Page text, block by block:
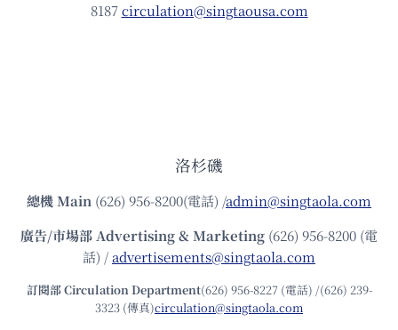
8187circulation@singtaousa.com
洛杉磯
總機Main (626) 956-8200(電話) /admin@singtaola.com
廣告/市場部Advertising & Marketing (626) 956-8200 (電
話) /advertisements@singtaola.com
訂閱部 Circulation Department(626) 956-8227 (電話) /(626) 239-
3323 (傳真)circulation@singtaola.com